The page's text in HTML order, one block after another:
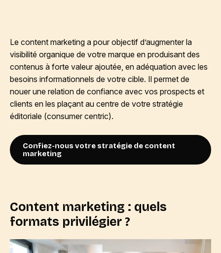
Le content marketing a pour objectif d’augmenter la
visibilité organique de votre marque en produisant des
contenus à forte valeur ajoutée, en adéquation avec les
besoins informationnels de votre cible. Il permet de
nouer une relation de confiance avec vos prospects et
clients en les plaçant au centre de votre stratégie
éditoriale (consumer centric).
Confiez-nous votre stratégie de content
marketing
Content marketing : quels
formats privilégier ?